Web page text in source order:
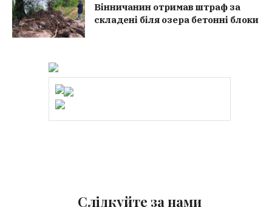
Вінничанин отримав штраф за
складені біля озера бетонні блоки
Слідкуйте за нами